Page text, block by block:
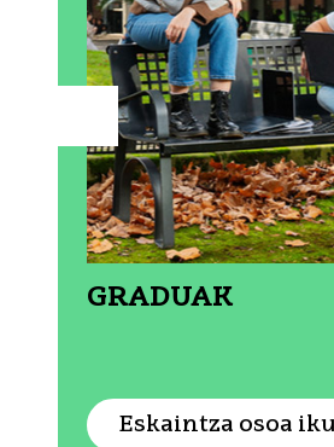
GRADUAK
Eskaintza osoa